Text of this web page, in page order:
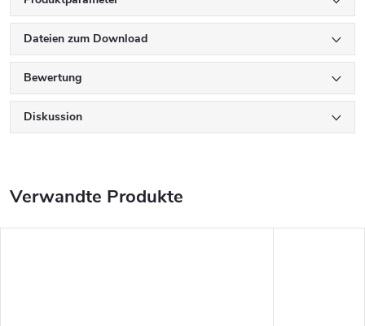
Dateien zum Download
Bewertung
Diskussion
Verwandte Produkte